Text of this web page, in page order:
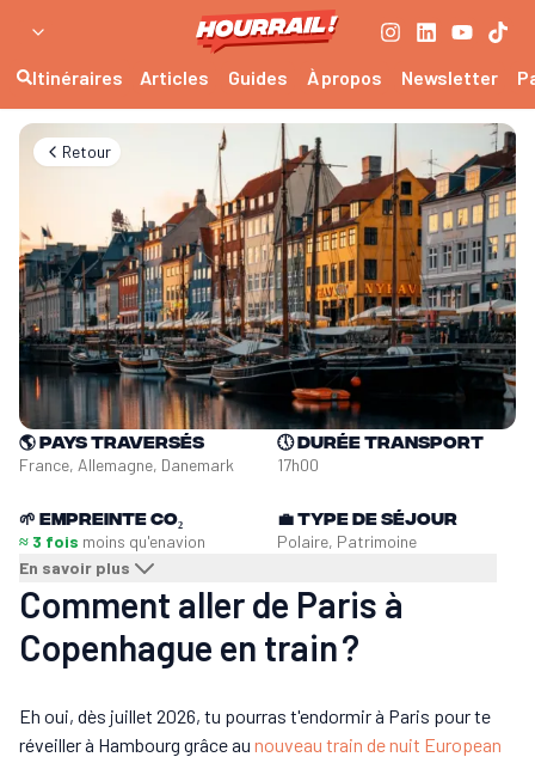
Itinéraires Articles Guides À propos Newsletter
Retour
🌎Pays traversés
France, Allemagne, Danemark
🕔Durée transport
17h00
🌱 Empreinte CO₂
≈ 3 fois moins qu'enavion
En savoir plus
💼Type de séjour
Polaire, Patrimoine
Comment aller de Paris à
Copenhague en train ?
Eh oui, dès juillet 2026, tu pourras t'endormir à Paris pour te
réveiller à Hambourg grâce au nouveau train de nuit European